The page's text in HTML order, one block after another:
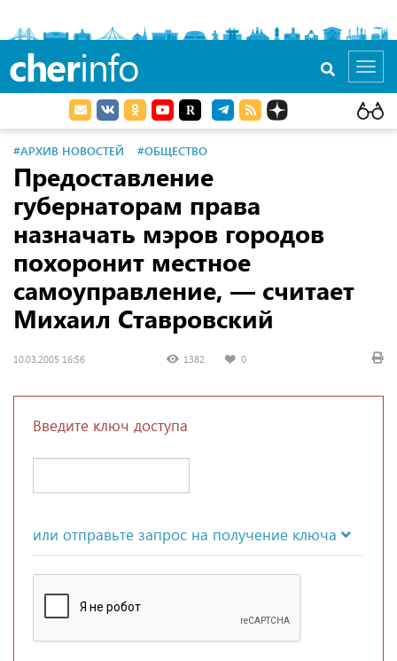
cherinfo
#АРХИВ НОВОСТЕЙ #ОБЩЕСТВО
Предоставление
губернаторам права
назначать мэров городов
похоронит местное
самоуправление, — считает
Михаил Ставровский
10.03.2005 16:56 1382 0
Введите ключ доступа
или отправьте запрос на получение ключа